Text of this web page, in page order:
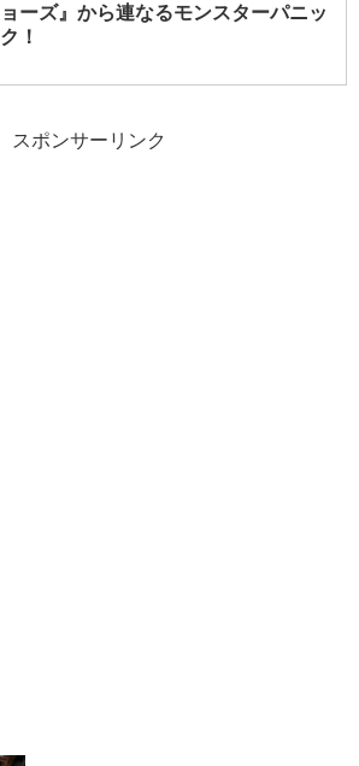
ョーズ』から連なるモンスターパニッ
ク！
スポンサーリンク